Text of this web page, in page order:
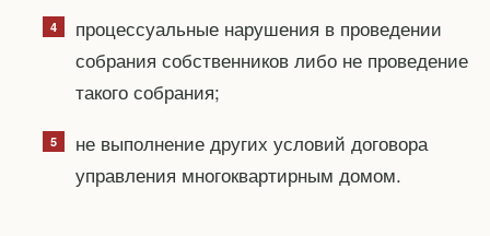
процессуальные нарушения в проведении
собрания собственников либо не проведение
такого собрания;
не выполнение других условий договора
управления многоквартирным домом.